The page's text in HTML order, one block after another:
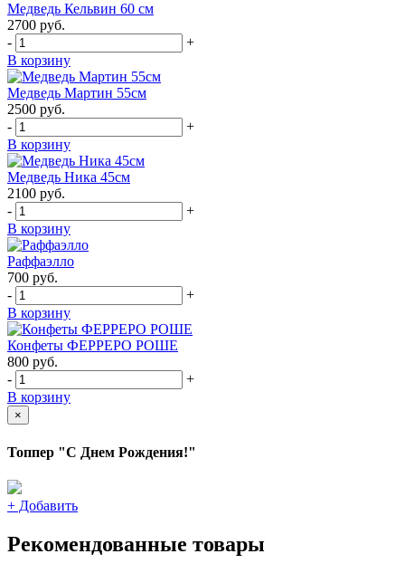
Медведь Кельвин 60 см
2700 руб.
-
+
В корзину
Медведь Мартин 55см
2500 руб.
-
+
В корзину
Медведь Ника 45см
2100 руб.
-
+
В корзину
Раффаэлло
700 руб.
-
+
В корзину
Конфеты ФЕРРЕРО РОШЕ
800 руб.
-
+
В корзину
×
Топпер "С Днем Рождения!"
+ Добавить
Рекомендованные товары